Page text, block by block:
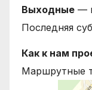
Выходные —
Последняя
Как к нам
Маршрутные